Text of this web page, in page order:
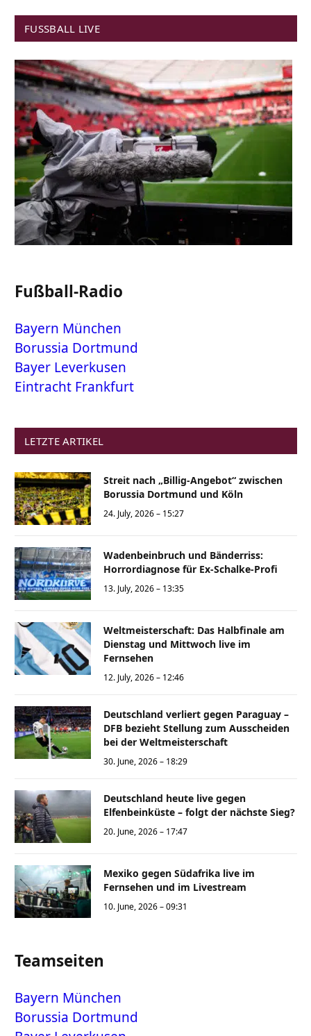
FUSSBALL LIVE
Fußball-Radio
Bayern München
Borussia Dortmund
Bayer Leverkusen
Eintracht Frankfurt
LETZTE ARTIKEL
Streit nach „Billig-Angebot“ zwischen
Borussia Dortmund und Köln
24. July, 2026 – 15:27
Wadenbeinbruch und Bänderriss:
Horrordiagnose für Ex-Schalke-Profi
13. July, 2026 – 13:35
Weltmeisterschaft: Das Halbfinale am
Dienstag und Mittwoch live im
Fernsehen
12. July, 2026 – 12:46
Deutschland verliert gegen Paraguay –
DFB bezieht Stellung zum Ausscheiden
bei der Weltmeisterschaft
30. June, 2026 – 18:29
Deutschland heute live gegen
Elfenbeinküste – folgt der nächste Sieg?
20. June, 2026 – 17:47
Mexiko gegen Südafrika live im
Fernsehen und im Livestream
10. June, 2026 – 09:31
Teamseiten
Bayern München
Borussia Dortmund